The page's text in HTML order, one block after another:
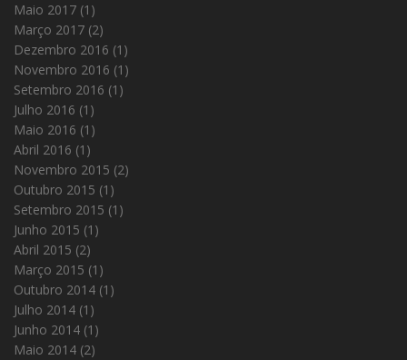
Maio 2017 (1)
Março 2017 (2)
Dezembro 2016 (1)
Novembro 2016 (1)
Setembro 2016 (1)
Julho 2016 (1)
Maio 2016 (1)
Abril 2016 (1)
Novembro 2015 (2)
Outubro 2015 (1)
Setembro 2015 (1)
Junho 2015 (1)
Abril 2015 (2)
Março 2015 (1)
Outubro 2014 (1)
Julho 2014 (1)
Junho 2014 (1)
Maio 2014 (2)